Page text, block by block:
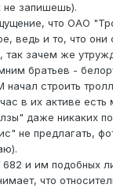
не запишешь).
что ОАО
ведь и то, что
так зачем же
братьев -
начал строить
в их активе
даже никаких
не предлагать,
и им подобных
что